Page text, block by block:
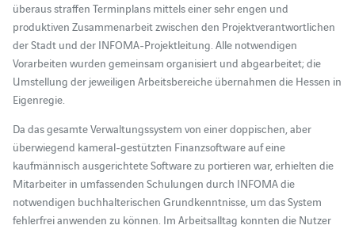
überaus straffen Terminplans mittels einer sehr engen und
produktiven Zusammenarbeit zwischen den Projektverantwortlichen
der Stadt und der INFOMA-Projektleitung. Alle notwendigen
Vorarbeiten wurden gemeinsam organisiert und abgearbeitet; die
Umstellung der jeweiligen Arbeitsbereiche übernahmen die Hessen in
Eigenregie.
Da das gesamte Verwaltungssystem von einer doppischen, aber
überwiegend kameral-gestützten Finanzsoftware auf eine
kaufmännisch ausgerichtete Software zu portieren war, erhielten die
Mitarbeiter in umfassenden Schulungen durch INFOMA die
notwendigen buchhalterischen Grundkenntnisse, um das System
fehlerfrei anwenden zu können. Im Arbeitsalltag konnten die Nutzer